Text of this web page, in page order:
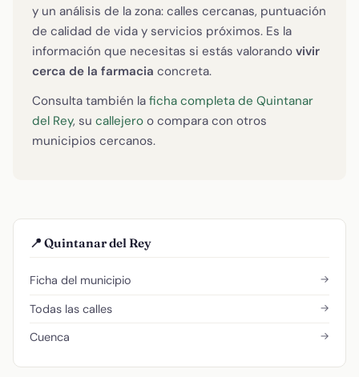
y un análisis de la zona: calles cercanas, puntuación
de calidad de vida y servicios próximos. Es la
información que necesitas si estás valorando vivir
cerca de la farmacia concreta.
Consulta también la ficha completa de Quintanar
del Rey, su callejero o compara con otros
municipios cercanos.
📍 Quintanar del Rey
Ficha del municipio →
Todas las calles →
Cuenca →